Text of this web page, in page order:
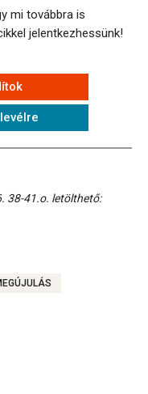
mi továbbra is
jelentkezhessünk!
38-41.o. letölthető: